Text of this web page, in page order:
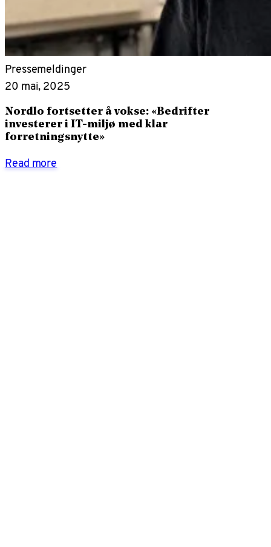
Pressemeldinger
20 mai, 2025
Nordlo fortsetter å vokse: «Bedrifter
investerer i IT-miljø med klar
forretningsnytte»
Read more